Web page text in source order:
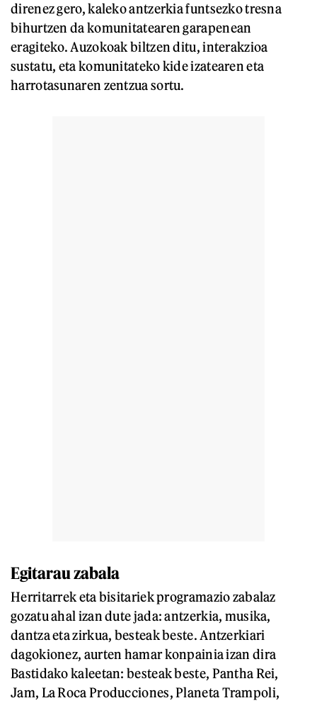
direnez gero, kaleko antzerkia funtsezko tresna
bihurtzen da komunitatearen garapenean
eragiteko. Auzokoak biltzen ditu, interakzioa
sustatu, eta komunitateko kide izatearen eta
harrotasunaren zentzua sortu.
Egitarau zabala
Herritarrek eta bisitariek programazio zabalaz
gozatu ahal izan dute jada: antzerkia, musika,
dantza eta zirkua, besteak beste. Antzerkiari
dagokionez, aurten hamar konpainia izan dira
Bastidako kaleetan: besteak beste, Pantha Rei,
Jam, La Roca Producciones, Planeta Trampoli,